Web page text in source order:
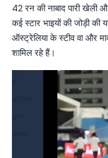
42 रन की नाबाद पारी
कई स्टार भाइयों की जोड़ी की
ऑस्ट्रेलिया के स्टीव वा और
शामिल रहे हैं।